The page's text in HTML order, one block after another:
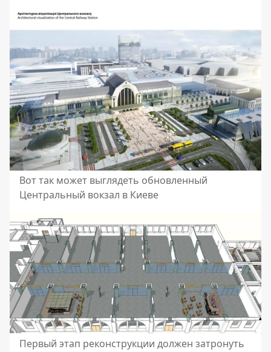
Вот так может выглядеть обновленный
Центральный вокзал в Киеве
Первый этап реконструкции должен затронуть